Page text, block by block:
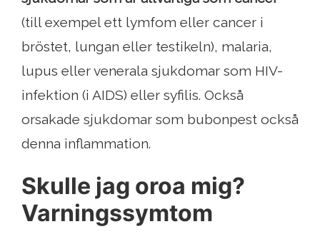
(till exempel ett lymfom eller cancer i
bröstet, lungan eller testikeln), malaria,
lupus eller venerala sjukdomar som HIV-
infektion (i AIDS) eller syfilis. Också
orsakade sjukdomar som bubonpest också
denna inflammation.
Skulle jag oroa mig?
Varningssymtom